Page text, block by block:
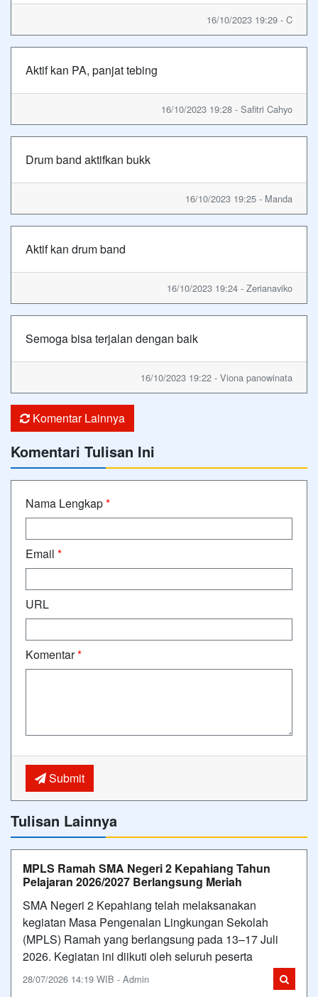
16/10/2023 19:29 - C
Aktif kan PA, panjat tebing
16/10/2023 19:28 - Safitri Cahyo
Drum band aktifkan bukk
16/10/2023 19:25 - Manda
Aktif kan drum band
16/10/2023 19:24 - Zerianaviko
Semoga bisa terjalan dengan baik
16/10/2023 19:22 - Viona panowinata
Komentar Lainnya
Komentari Tulisan Ini
Nama Lengkap*
Email *
URL
Komentar*
Submit
Tulisan Lainnya
MPLS Ramah SMA Negeri 2 Kepahiang Tahun
Pelajaran 2026/2027 Berlangsung Meriah
SMA Negeri 2 Kepahiang telah melaksanakan
kegiatan Masa Pengenalan Lingkungan Sekolah
(MPLS) Ramah yang berlangsung pada 13–17 Juli
2026. Kegiatan ini diikuti oleh seluruh peserta
28/07/2026 14:19 WIB - Admin